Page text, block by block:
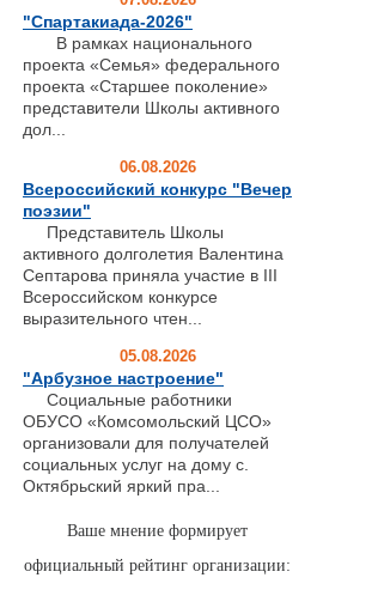
"Спартакиада-2026"
В рамках национального
проекта «Семья» федерального
проекта «Старшее поколение»
представители Школы активного
дол...
06.08.2026
Всероссийский конкурс "Вечер
поэзии"
Представитель Школы
активного долголетия Валентина
Септарова приняла участие в III
Всероссийском конкурсе
выразительного чтен...
05.08.2026
"Арбузное настроение"
Социальные работники
ОБУСО «Комсомольский ЦСО»
организовали для получателей
социальных услуг на дому с.
Октябрьский яркий пра...
Ваше мнение формирует
официальный рейтинг организации: